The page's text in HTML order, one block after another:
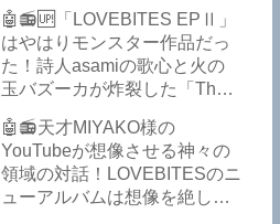
Inspire】【LOVEBITES Under
The Red Sky】【LOVEBITES
Epilogue】【LOVEBITES
Today Is The Day】
【LOVEBITES Dystopia
Symphony】【LOVEBITES
My Orion】【LOVEBITES
Lost In The Garden】
【LOVEBITES The Bell In
定のお子様ランチを食ってき
たよ！【さらば青春の光 五反
田 グルメ】
🤖📻🆙「LOVEBITES EPⅡ」
はやはりモンスター作品だっ
た！詩人asamiの歌心と火の
玉バズーカが炸裂した「The
のだぞ！～しながわロックラ
ジオ【追記あり】
🤖📻天才MIYAKO様の
YouTubeが想像させる神々の
領域の対話！LOVEBITESのニ
ューアルバムは想像を絶して